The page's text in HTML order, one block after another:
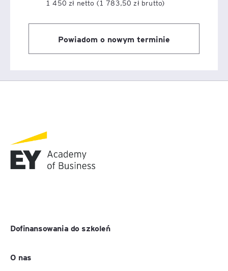
1 450 zł netto (1 783,50 zł brutto)
Powiadom o nowym terminie
Dofinansowania do szkoleń
O nas